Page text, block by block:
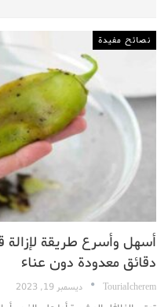
نصائح مفيدة
أسهل وأسرع طريقة
دقائق معدودة دون عناء
TouriaIcherem ديسمبر 19, 2023